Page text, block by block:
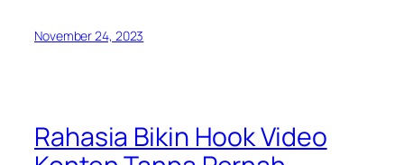
November 24, 2023
Rahasia Bikin Hook Video